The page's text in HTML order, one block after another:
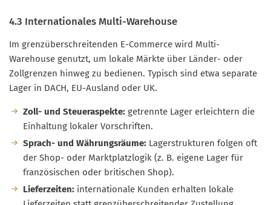
4.3 Internationales Multi-Warehouse
Im grenzüberschreitenden E-Commerce wird Multi-
Warehouse genutzt, um lokale Märkte über Länder- oder
Zollgrenzen hinweg zu bedienen. Typisch sind etwa separate
Lager in DACH, EU-Ausland oder UK.
Zoll- und Steueraspekte: getrennte Lager erleichtern die
Einhaltung lokaler Vorschriften.
Sprach- und Währungsräume: Lagerstrukturen folgen oft
der Shop- oder Marktplatzlogik (z. B. eigene Lager für
französischen oder britischen Shop).
Lieferzeiten: internationale Kunden erhalten lokale